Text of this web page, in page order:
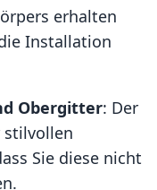
erhalten
Installation
Obergitter: Der
stilvollen
Sie diese nicht